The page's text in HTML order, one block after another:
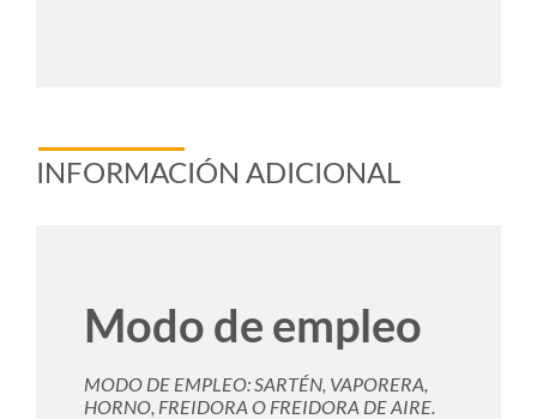
INFORMACIÓN ADICIONAL
Modo de empleo
MODO DE EMPLEO: SARTÉN, VAPORERA,
HORNO, FREIDORA O FREIDORA DE AIRE.